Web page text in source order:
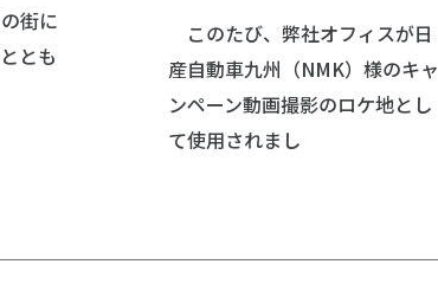
街に
とも
このたび、弊社オフィスが日
産自動車九州（NMK）様のキャ
ンペーン動画撮影のロケ地とし
て使用されまし